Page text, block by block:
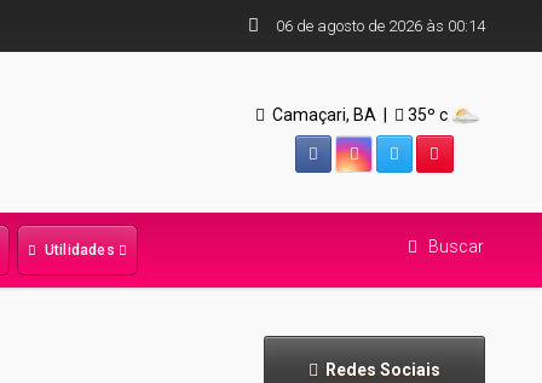
BRANCO: APESAR DOS AVANÇOS NA ONCOLOGIA DE PRECISÃO, NÃO FUMAR
06 de agosto de 2026 às 00:14
Camaçari, BA | 35º c
FacebookInstagramTwitter
Utilidades Buscar
Redes Sociais